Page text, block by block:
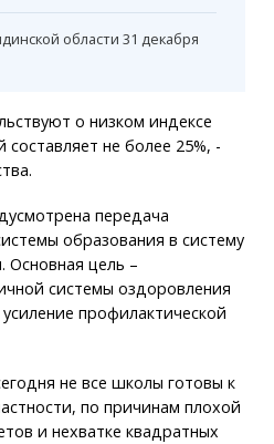
области 31 декабря
о низком индексе
не более 25%, -
передача
образования в систему
Основная цель –
системы оздоровления
профилактической
не все школы готовы к
по причинам плохой
и нехватке квадратных